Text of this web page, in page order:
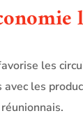
les
les